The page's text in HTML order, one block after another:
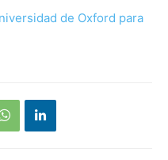
de Oxford para